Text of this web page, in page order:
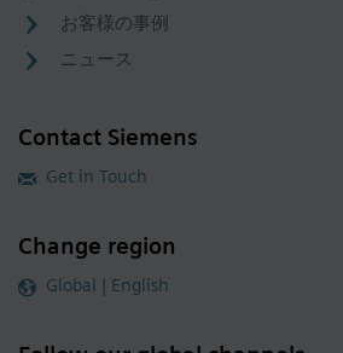
お客様の事例
ニュース
Contact Siemens
Get in Touch
Change region
Global | English